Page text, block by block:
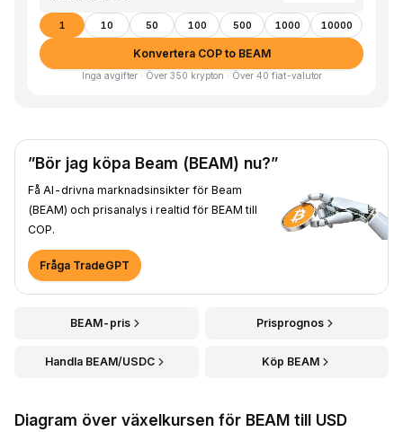
1 10 50 100 500 1000 10000
Konvertera COP to BEAM
Inga avgifter · Över 350 krypton · Över 40 fiat-valutor
”Bör jag köpa Beam (BEAM) nu?”
Få AI-drivna marknadsinsikter för Beam
(BEAM) och prisanalys i realtid för BEAM till
COP.
Fråga TradeGPT
BEAM-pris Prisprognos
Handla BEAM/USDC Köp BEAM
Diagram över växelkursen för BEAM till USD